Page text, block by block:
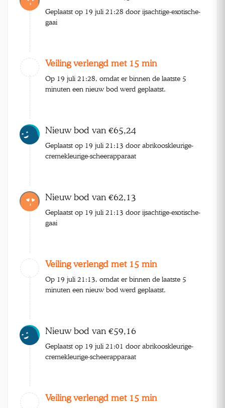
Geplaatst op 19 juli 21:28 door ijsachtige-exotische-
gaai
Veiling verlengd met 15 min
Op 19 juli 21:28, omdat er binnen de laatste 5
minuten een nieuw bod werd geplaatst.
Nieuw bod van €65,24
Geplaatst op 19 juli 21:13 door abrikooskleurige-
cremekleurige-scheerapparaat
Nieuw bod van €62,13
Geplaatst op 19 juli 21:13 door ijsachtige-exotische-
gaai
Veiling verlengd met 15 min
Op 19 juli 21:13, omdat er binnen de laatste 5
minuten een nieuw bod werd geplaatst.
Nieuw bod van €59,16
Geplaatst op 19 juli 21:01 door abrikooskleurige-
cremekleurige-scheerapparaat
Veiling verlengd met 15 min